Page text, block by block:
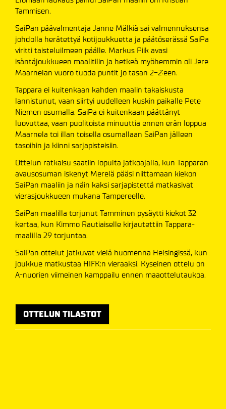
Tammisen.
SaiPan päävalmentaja Janne Mälkiä sai valmennuksensa
johdolla herätettyä kotijoukkuetta ja päätöserässä SaiPa
viritti taisteluilmeen päälle. Markus Piik avasi
isäntäjoukkueen maalitilin ja hetkeä myöhemmin oli Jere
Maarnelan vuoro tuoda puntit jo tasan 2-2:een.
Tappara ei kuitenkaan kahden maalin takaiskusta
lannistunut, vaan siirtyi uudelleen kuskin paikalle Pete
Niemen osumalla. SaiPa ei kuitenkaan päättänyt
luovuttaa, vaan puolitoista minuuttia ennen erän loppua
Maarnela toi illan toisella osumallaan SaiPan jälleen
tasoihin ja kiinni sarjapisteisiin.
Ottelun ratkaisu saatiin lopulta jatkoajalla, kun Tapparan
avausosuman iskenyt Merelä pääsi niittamaan kiekon
SaiPan maaliin ja näin kaksi sarjapistettä matkasivat
vierasjoukkueen mukana Tampereelle.
SaiPan maalilla torjunut Tamminen pysäytti kiekot 32
kertaa, kun Kimmo Rautiaiselle kirjautettiin Tappara-
maalilla 29 torjuntaa.
SaiPan ottelut jatkuvat vielä huomenna Helsingissä, kun
joukkue matkustaa HIFK:n vieraaksi. Kyseinen ottelu on
A-nuorien viimeinen kamppailu ennen maaottelutaukoa.
OTTELUN TILASTOT